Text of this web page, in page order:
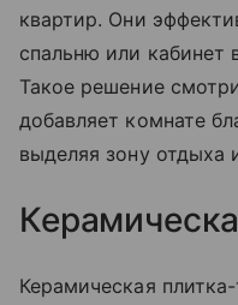
квартир. Они
спальню или
Такое решение
добавляет комнате
выделяя зону отдыха
Керамическая